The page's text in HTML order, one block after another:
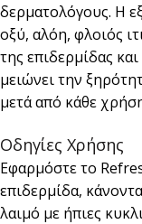
δερματολόγους. Η
οξύ, αλόη, φλοιός
της επιδερμίδας
μειώνει την
μετά από κάθε
Οδηγίες Χρήσης
Εφαρμόστε το
επιδερμίδα,
λαιμό με ήπιες